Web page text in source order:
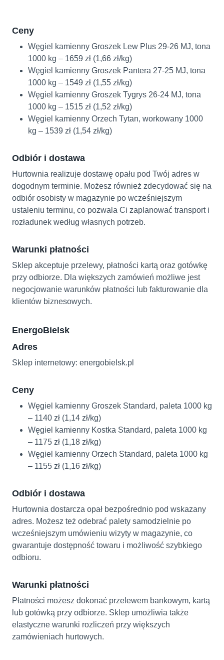
Ceny
Węgiel kamienny Groszek Lew Plus 29-26 MJ, tona
1000 kg – 1659 zł (1,66 zł/kg)
Węgiel kamienny Groszek Pantera 27-25 MJ, tona
1000 kg – 1549 zł (1,55 zł/kg)
Węgiel kamienny Groszek Tygrys 26-24 MJ, tona
1000 kg – 1515 zł (1,52 zł/kg)
Węgiel kamienny Orzech Tytan, workowany 1000
kg – 1539 zł (1,54 zł/kg)
Odbiór i dostawa
Hurtownia realizuje dostawę opału pod Twój adres w
dogodnym terminie. Możesz również zdecydować się na
odbiór osobisty w magazynie po wcześniejszym
ustaleniu terminu, co pozwala Ci zaplanować transport i
rozładunek według własnych potrzeb.
Warunki płatności
Sklep akceptuje przelewy, płatności kartą oraz gotówkę
przy odbiorze. Dla większych zamówień możliwe jest
negocjowanie warunków płatności lub fakturowanie dla
klientów biznesowych.
EnergoBielsk
Adres
Sklep internetowy: energobielsk.pl
Ceny
Węgiel kamienny Groszek Standard, paleta 1000 kg
– 1140 zł (1,14 zł/kg)
Węgiel kamienny Kostka Standard, paleta 1000 kg
– 1175 zł (1,18 zł/kg)
Węgiel kamienny Orzech Standard, paleta 1000 kg
– 1155 zł (1,16 zł/kg)
Odbiór i dostawa
Hurtownia dostarcza opał bezpośrednio pod wskazany
adres. Możesz też odebrać palety samodzielnie po
wcześniejszym umówieniu wizyty w magazynie, co
gwarantuje dostępność towaru i możliwość szybkiego
odbioru.
Warunki płatności
Płatności możesz dokonać przelewem bankowym, kartą
lub gotówką przy odbiorze. Sklep umożliwia także
elastyczne warunki rozliczeń przy większych
zamówieniach hurtowych.